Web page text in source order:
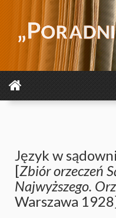
Język w
[Zbiór orzeczeń
Najwyższego.
Warszawa